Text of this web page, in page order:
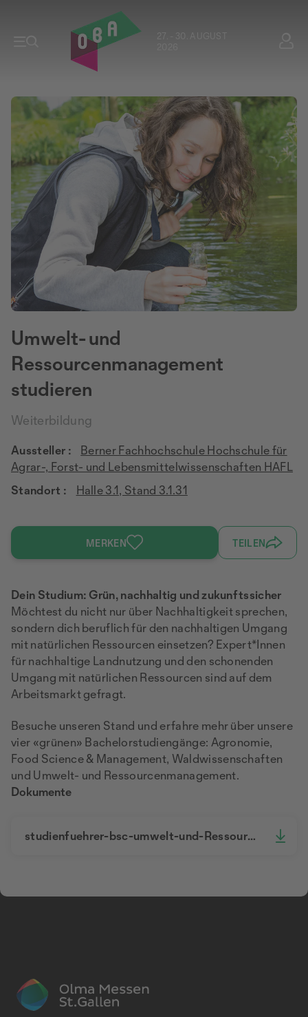
27. - 30. AUGUST
Umwelt- und
Ressourcenmanagement
studieren
Weiterbildung
Aussteller :
Berner Fachhochschule Hochschule für
Agrar-, Forst- und Lebensmittelwissenschaften HAFL
Standort :
Halle 3.1, Stand 3.1.31
MERKEN TEILEN
Dein Studium: Grün, nachhaltig und zukunftssicher
Möchtest du nicht nur über Nachhaltigkeit sprechen,
sondern dich beruflich für den nachhaltigen Umgang
mit natürlichen Ressourcen einsetzen? Expert*Innen
für nachhaltige Landnutzung und den schonenden
Umgang mit natürlichen Ressourcen sind auf dem
Arbeitsmarkt gefragt.
Besuche unseren Stand und erfahre mehr über unsere
vier «grünen» Bachelorstudiengänge: Agronomie,
Food Science & Management, Waldwissenschaften
und Umwelt- und Ressourcenmanagement.
Dokumente
studienfuehrer-bsc-umwelt-und-Ressourcenmanagement-de.pdf